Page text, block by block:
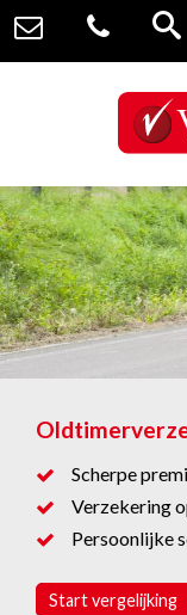
Scherpe
Verzekering
Persoonlijke
Start vergelijking